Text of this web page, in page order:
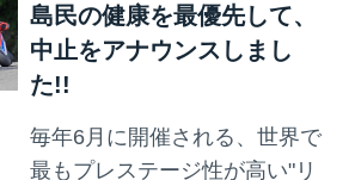
島民の健康を最優先して、
中止をアナウンスしまし
た!!
毎年6月に開催される、世界で
最もプレステージ性が高い"リ